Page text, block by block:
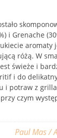
i Grenache
aromaty
różą. W
świeże i
i do
i potraw z
czym
Paul Mas /